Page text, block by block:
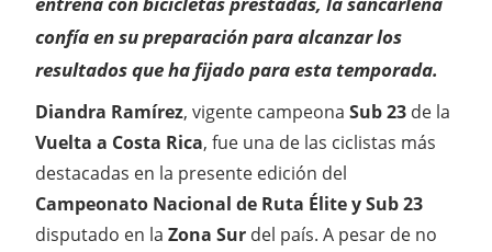
confía en su preparación para alcanzar los
resultados que ha fijado para esta temporada.
Diandra Ramírez, vigente campeona Sub 23 de la
Vuelta a Costa Rica, fue una de las ciclistas más
destacadas en la presente edición del
Campeonato Nacional de Ruta Élite y Sub 23
disputado en la Zona Sur del país. A pesar de no